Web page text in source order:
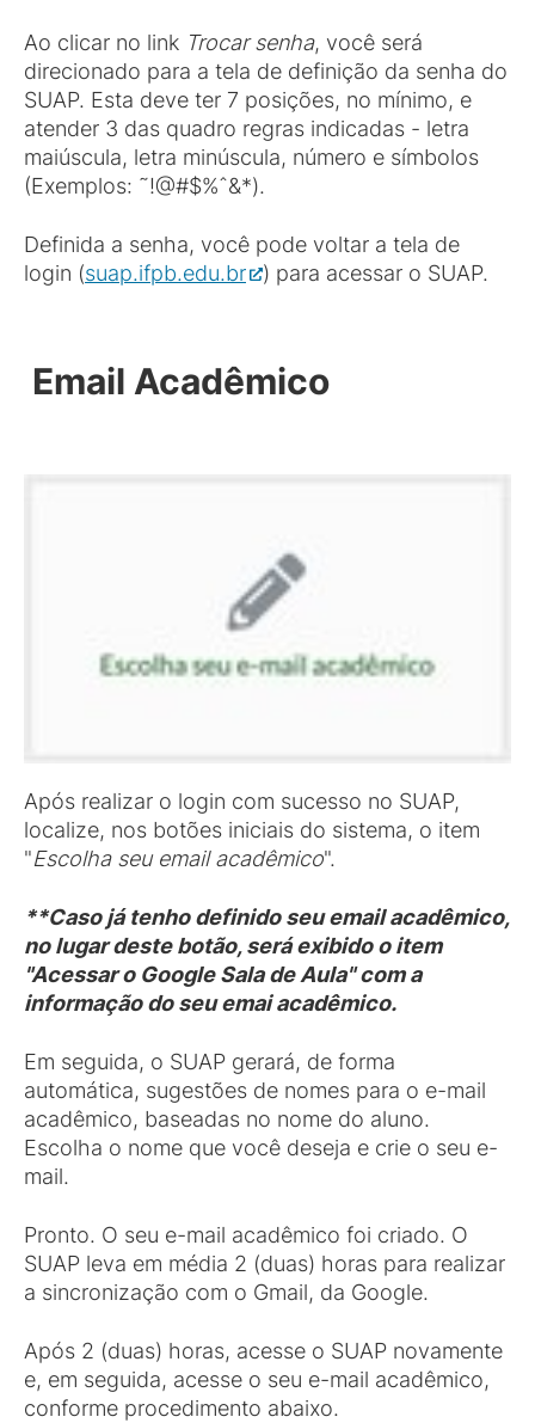
Ao clicar no link Trocar senha, você será
direcionado para a tela de definição da senha do
SUAP. Esta deve ter 7 posições, no mínimo, e
atender 3 das quadro regras indicadas - letra
maiúscula, letra minúscula, número e símbolos
(Exemplos: ˜!@#$%ˆ&*).
Definida a senha, você pode voltar a tela de
login (suap.ifpb.edu.br ) para acessar o SUAP.
Email Acadêmico
Após realizar o login com sucesso no SUAP,
localize, nos botões iniciais do sistema, o item
"Escolha seu email acadêmico".
**Caso já tenho definido seu email acadêmico,
no lugar deste botão, será exibido o item
"Acessar o Google Sala de Aula" com a
informação do seu emai acadêmico.
Em seguida, o SUAP gerará, de forma
automática, sugestões de nomes para o e-mail
acadêmico, baseadas no nome do aluno.
Escolha o nome que você deseja e crie o seu e-
mail.
Pronto. O seu e-mail acadêmico foi criado. O
SUAP leva em média 2 (duas) horas para realizar
a sincronização com o Gmail, da Google.
Após 2 (duas) horas, acesse o SUAP novamente
e, em seguida, acesse o seu e-mail acadêmico,
conforme procedimento abaixo.